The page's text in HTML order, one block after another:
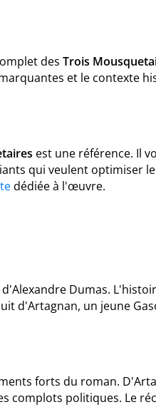
des Trois
et le contexte
est une référence. Il
qui veulent optimiser
dédiée à l'œuvre.
Dumas.
d'Artagnan, un jeune
forts du roman.
complots politiques. Le